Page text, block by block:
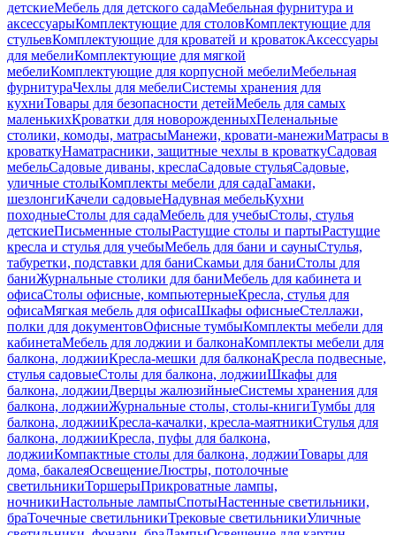
детскиеМебель для детского садаМебельная фурнитура и
аксессуарыКомплектующие для столовКомплектующие для
стульевКомплектующие для кроватей и кроватокАксессуары
для мебелиКомплектующие для мягкой
мебелиКомплектующие для корпусной мебелиМебельная
фурнитураЧехлы для мебелиСистемы хранения для
кухниТовары для безопасности детейМебель для самых
маленькихКроватки для новорожденныхПеленальные
столики, комоды, матрасыМанежи, кровати-манежиМатрасы в
кроваткуНаматрасники, защитные чехлы в кроваткуСадовая
мебельСадовые диваны, креслаСадовые стульяСадовые,
уличные столыКомплекты мебели для садаГамаки,
шезлонгиКачели садовыеНадувная мебельКухни
походныеСтолы для садаМебель для учебыСтолы, стулья
детскиеПисьменные столыРастущие столы и партыРастущие
кресла и стулья для учебыМебель для бани и сауныСтулья,
табуретки, подставки для баниСкамьи для баниСтолы для
баниЖурнальные столики для баниМебель для кабинета и
офисаСтолы офисные, компьютерныеКресла, стулья для
офисаМягкая мебель для офисаШкафы офисныеСтеллажи,
полки для документовОфисные тумбыКомплекты мебели для
кабинетаМебель для лоджии и балконаКомплекты мебели для
балкона, лоджииКресла-мешки для балконаКресла подвесные,
стулья садовыеСтолы для балкона, лоджииШкафы для
балкона, лоджииДверцы жалюзийныеСистемы хранения для
балкона, лоджииЖурнальные столы, столы-книгиТумбы для
балкона, лоджииКресла-качалки, кресла-маятникиСтулья для
балкона, лоджииКресла, пуфы для балкона,
лоджииКомпактные столы для балкона, лоджииТовары для
дома, бакалеяОсвещениеЛюстры, потолочные
светильникиТоршерыПрикроватные лампы,
ночникиНастольные лампыСпотыНастенные светильники,
браТочечные светильникиТрековые светильникиУличные